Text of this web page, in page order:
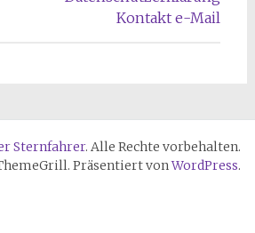
Kontakt e-Mail
Sternfahrer. Alle Rechte vorbehalten.
Präsentiert vonWordPress.